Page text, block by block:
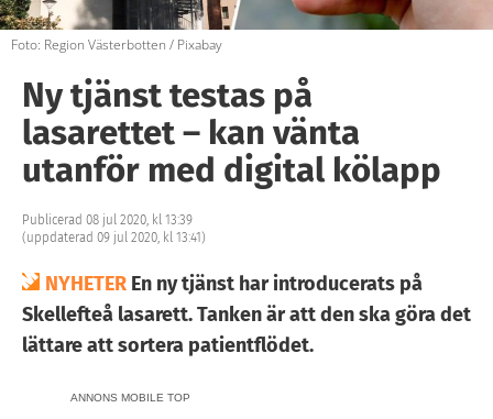
Foto: Region Västerbotten / Pixabay
Ny tjänst testas på
lasarettet – kan vänta
utanför med digital kölapp
Publicerad 08 jul 2020, kl 13:39
(uppdaterad 09 jul 2020, kl 13:41)
NYHETER En ny tjänst har introducerats på
Skellefteå lasarett. Tanken är att den ska göra det
lättare att sortera patientflödet.
ANNONS MOBILE TOP